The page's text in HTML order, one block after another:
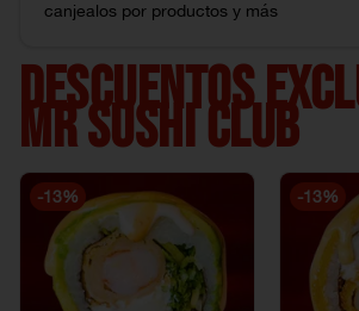
canjealos por productos y más
DESCUENTOS
MR SUSHI CLUB
-13% -13%